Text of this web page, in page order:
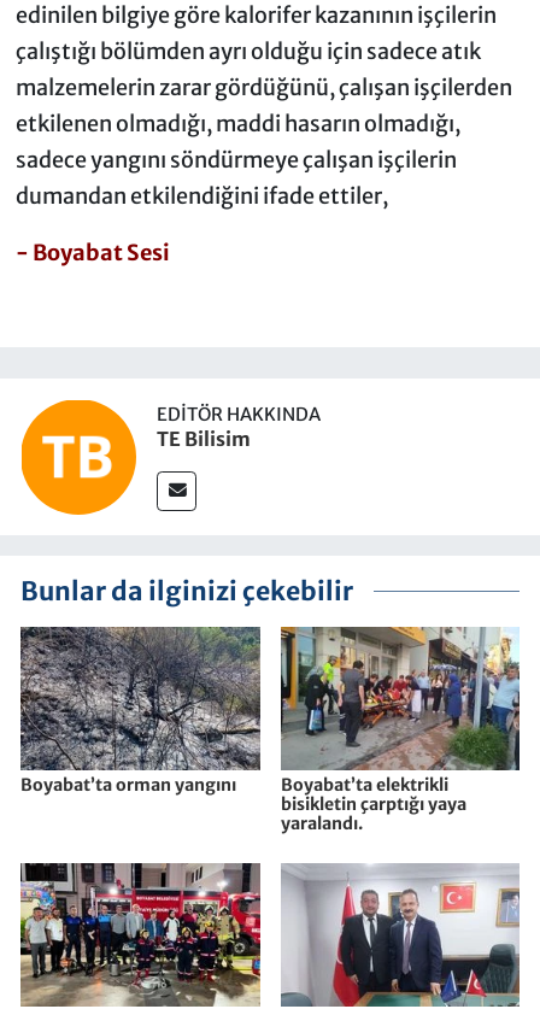
edinilen bilgiye göre kalorifer kazanının işçilerin
çalıştığı bölümden ayrı olduğu için sadece atık
malzemelerin zarar gördüğünü, çalışan işçilerden
etkilenen olmadığı, maddi hasarın olmadığı,
sadece yangını söndürmeye çalışan işçilerin
dumandan etkilendiğini ifade ettiler,
- Boyabat Sesi
EDITÖR HAKKINDA
TE Bilisim
Bunlar da ilginizi çekebilir
Boyabat’ta orman yangını
Boyabat’ta elektrikli
bisikletin çarptığı yaya
yaralandı.